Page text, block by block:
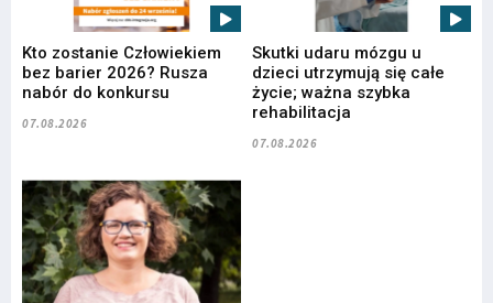
Kto zostanie Człowiekiem
bez barier 2026? Rusza
nabór do konkursu
07.08.2026
Skutki udaru mózgu u
dzieci utrzymują się całe
życie; ważna szybka
rehabilitacja
07.08.2026